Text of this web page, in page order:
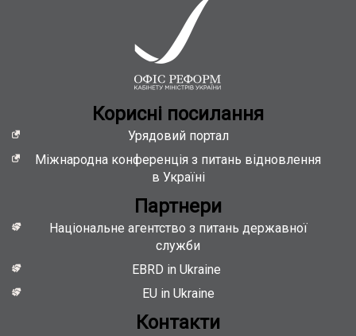
попередні
20
Кориснi посилання
Урядовий портал
Міжнародна конференція з питань відновлення
в Україні
Партнери
Національне агентство з питань державної
служби
EBRD in Ukraine
EU in Ukraine
Контакти